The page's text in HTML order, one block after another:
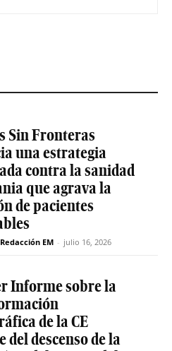
Sin Fronteras
una estrategia
contra la sanidad
que agrava la
de pacientes
Redacción EM - julio 16, 2026
Informe sobre la
de la CE
del descenso de la